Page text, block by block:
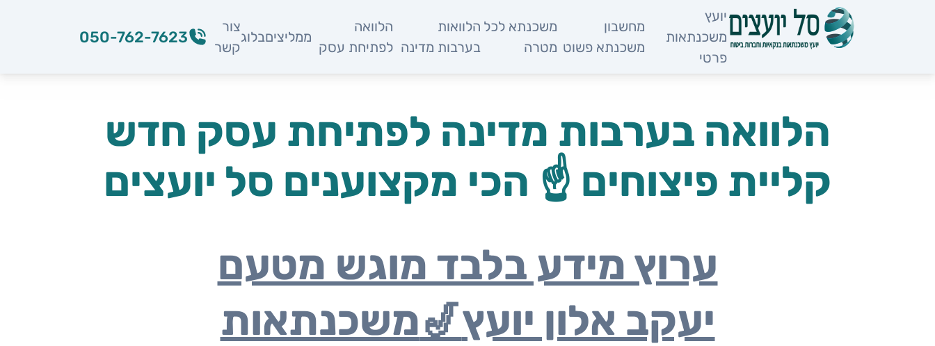
יועץ
משכנתאות
פרטי
מחשבון
משכנתא פשוט
משכנתא לכל
מטרה
הלוואות
בערבות מדינה
הלוואה
לפתיחת עסק
ממליציםבלוג
צור
קשר
050-762-7623
הלוואה בערבות מדינה לפתיחת עסק חדש
קליית פיצוחים ☝️ הכי מקצוענים סל יועצים
ערוץ מידע בלבד מוגש מטעם
יעקב אלון יועץ🎷משכנתאות